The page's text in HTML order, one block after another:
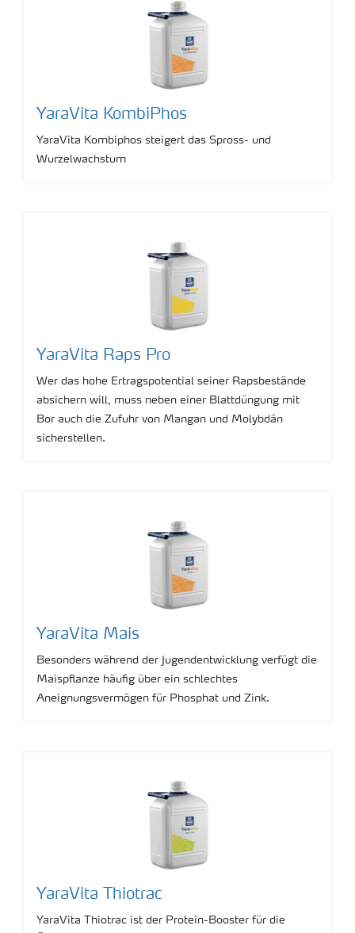
YaraVita KombiPhos
YaraVita Kombiphos steigert das Spross- und
Wurzelwachstum
YaraVita Raps Pro
Wer das hohe Ertragspotential seiner Rapsbestände
absichern will, muss neben einer Blattdüngung mit
Bor auch die Zufuhr von Mangan und Molybdän
sicherstellen.
YaraVita Mais
Besonders während der Jugendentwicklung verfügt die
Maispflanze häufig über ein schlechtes
Aneignungsvermögen für Phosphat und Zink.
YaraVita Thiotrac
YaraVita Thiotrac ist der Protein-Booster für die